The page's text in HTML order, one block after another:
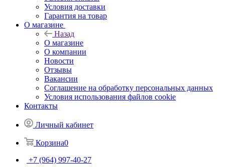
Условия доставки
Гарантия на товар
О магазине
Назад
О магазине
О компании
Новости
Отзывы
Вакансии
Соглашение на обработку персональных данных
Условия использования файлов cookie
Контакты
Личный кабинет
Корзина0
+7 (964) 997-40-27